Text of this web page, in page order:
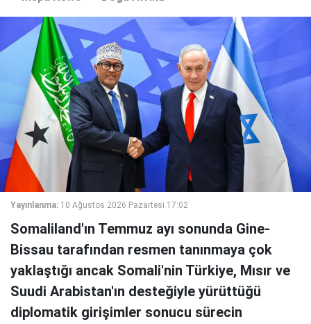
Yayınlanma: 10 Ağustos 2026 Pazartesi 17:02
Somaliland'ın Temmuz ayı sonunda Gine-
Bissau tarafından resmen tanınmaya çok
yaklaştığı ancak Somali'nin Türkiye, Mısır ve
Suudi Arabistan'ın desteğiyle yürüttüğü
diplomatik girişimler sonucu sürecin